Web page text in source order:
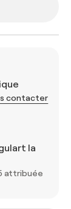
contacter
la
attribuée